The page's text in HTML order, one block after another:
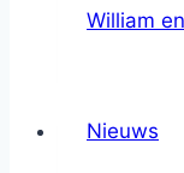
William
Nieuws